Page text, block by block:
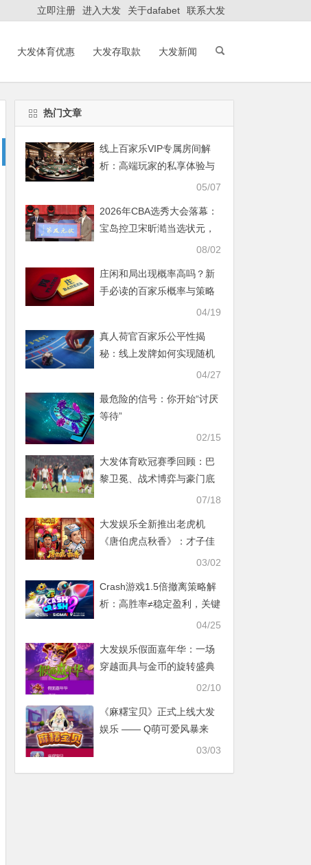
立即注册 进入大发 关于dafabet 联系大发
大发体育优惠 大发存取款 大发新闻
热门文章
线上百家乐VIP专属房间解
析：高端玩家的私享体验与
05/07
2026年CBA选秀大会落幕：
宝岛控卫宋昕澔当选状元，
08/02
庄闲和局出现概率高吗？新
手必读的百家乐概率与策略
04/19
真人荷官百家乐公平性揭
秘：线上发牌如何实现随机
04/27
最危险的信号：你开始“讨厌
等待”
02/15
大发体育欧冠赛季回顾：巴
黎卫冕、战术博弈与豪门底
07/18
大发娱乐全新推出老虎机
《唐伯虎点秋香》：才子佳
人谱写水墨江南浪漫篇章03/02
Crash游戏1.5倍撤离策略解
析：高胜率≠稳定盈利，关键
04/25
大发娱乐假面嘉年华：一场
穿越面具与金币的旋转盛典
02/10
《麻糬宝贝》正式上线大发
娱乐 —— Q萌可爱风暴来
03/03